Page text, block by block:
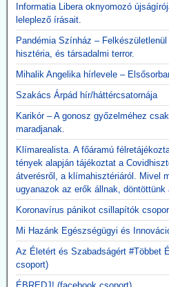
Informatia Libera oknyomozó
leleplező írásait.
Pandémia Színház –
hisztéria, és társadalmi terror.
Mihalik Angelika hírlevele –
Szakács Árpád hír/háttércsatornája
Karikór – A gonosz győzelméhez
maradjanak.
Klímarealista. A főáramú
tények alapján tájékoztat a
átverésről, a klímahisztériáról. Mivel
ugyanazok az erők állnak, döntöttünk
Koronavírus pánikot csillapítók
Mi Hazánk Egészségügyi és
Az Életért és Szabadságért #Többet
csoport)